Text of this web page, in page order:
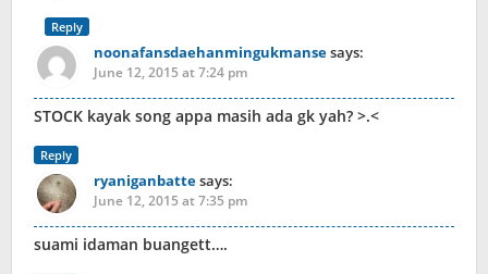
Reply
noonafansdaehanmingukmansesays:
June 12, 2015 at 7:24 pm
STOCK kayak song appa masih ada gk yah? >.<
Reply
ryaniganbattesays:
June 12, 2015 at 7:35 pm
suami idaman buangett….